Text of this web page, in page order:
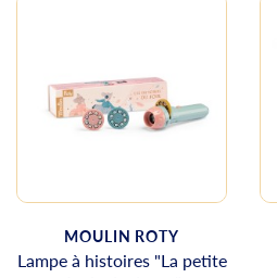
MOULIN ROTY
Lampe à histoires "La petite